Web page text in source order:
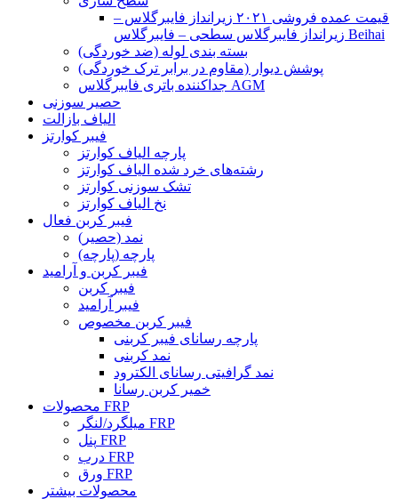
قیمت عمده فروشی ۲۰۲۱ زیرانداز فایبرگلاس –
زیرانداز فایبرگلاس سطحی – فایبرگلاس Beihai
بسته بندی لوله (ضد خوردگی)
پوشش دیوار (مقاوم در برابر ترک خوردگی)
جداکننده باتری فایبرگلاس AGM
حصیر سوزنی
الیاف بازالت
فیبر کوارتز
پارچه الیاف کوارتز
رشته‌های خرد شده الیاف کوارتز
تشک سوزنی کوارتز
نخ الیاف کوارتز
فیبر کربن فعال
نمد (حصیر)
پارچه (پارچه)
فیبر کربن و آرامید
فیبر کربن
فیبر آرامید
فیبر کربن مخصوص
پارچه رسانای فیبر کربنی
نمد کربنی
نمد گرافیتی رسانای الکترود
خمیر کربن رسانا
محصولات FRP
میلگرد/لنگر FRP
پنل FRP
درب FRP
ورق FRP
محصولات بیشتر